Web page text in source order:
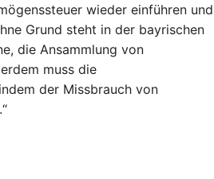
wieder einführen und
Grund steht in der bayrischen
die Ansammlung von
muss die
der Missbrauch von